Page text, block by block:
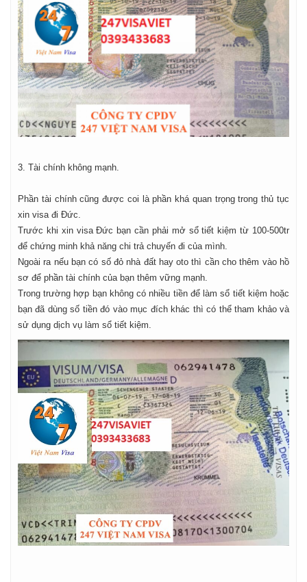
3. Tài chính không mạnh.
Phần tài chính cũng được coi là phần khá quan trọng trong thủ tục
xin visa đi Đức.
Trước khi xin visa Đức bạn cần phải mở sổ tiết kiệm từ 100-500tr
để chứng minh khả năng chi trả chuyến đi của mình.
Ngoài ra nếu bạn có số đỏ nhà đất hay oto thì cần cho thêm vào hồ
sơ để phần tài chính của bạn thêm vững mạnh.
Trong trường hợp bạn không có nhiều tiền để làm sổ tiết kiệm hoặc
bạn đã dùng số tiền đó vào mục đích khác thì có thể tham khảo và
sử dụng dịch vụ làm sổ tiết kiệm.